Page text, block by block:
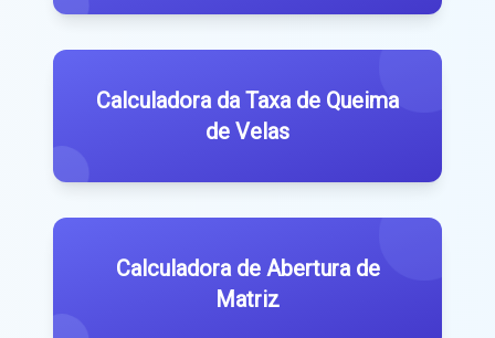
Calculadora da Taxa de Queima
de Velas
Calculadora de Abertura de
Matriz